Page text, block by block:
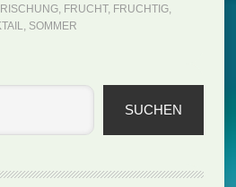
, FRUCHT, FRUCHTIG,
, SOMMER
SUCHEN